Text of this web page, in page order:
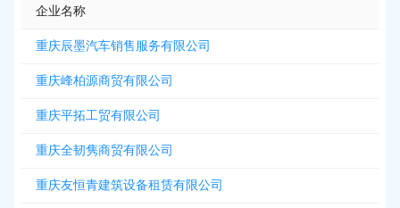
企业名称
重庆辰墨汽车销售服务有限公司
重庆峰柏源商贸有限公司
重庆平拓工贸有限公司
重庆全韧隽商贸有限公司
重庆友恒青建筑设备租赁有限公司